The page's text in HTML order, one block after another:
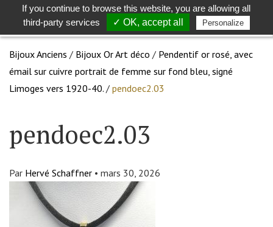
Toggle
search
Bijoux Anciens / Bijoux Or Art déco / Pendentif or rosé, avec
émail sur cuivre portrait de femme sur fond bleu, signé
Limoges vers 1920-40. / pendoec2.03
pendoec2.03
Par Hervé Schaffner • mars 30, 2026
If you continue to browse this website, you are allowing all
third-party services
✓ OK, accept all Personalize